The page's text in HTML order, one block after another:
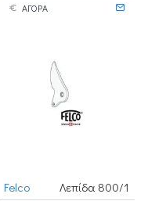
ΑΓΟΡΑ
Felco Λεπίδα 800/1